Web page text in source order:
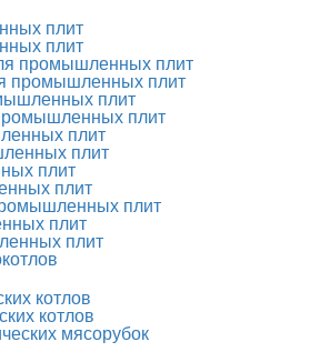
плит
плит
промышленных плит
промышленных плит
плит
плит
плит
плит
плит
плит
плит
плит
плит
котлов
котлов
мясорубок